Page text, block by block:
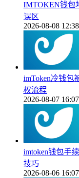
IMTOKEN钱包
误区
2026-08-08
imToken冷钱包
权流程
2026-08-07
imtoken钱包手
技巧
2026-08-06